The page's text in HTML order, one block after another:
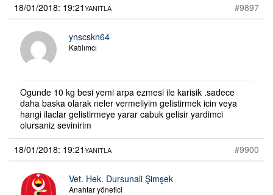
18/01/2018: 19:21
#9897
YANITLA
ynscskn64
Katılımcı
Ogunde 10 kg besi yemi arpa ezmesi ile karisik .sadece
daha baska olarak neler vermeliyim gelistirmek icin veya
hangi ilaclar gelistirmeye yarar cabuk gelisir yardimci
olursaniz sevinirim
18/01/2018: 19:21
#9900
YANITLA
Vet. Hek. Dursunali Şimşek
Anahtar yönetici